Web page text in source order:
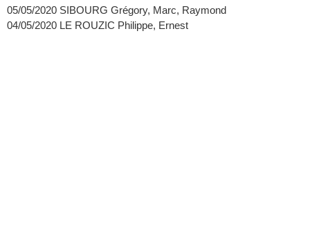
05/05/2020 SIBOURG Grégory, Marc, Raymond
04/05/2020 LE ROUZIC Philippe, Ernest